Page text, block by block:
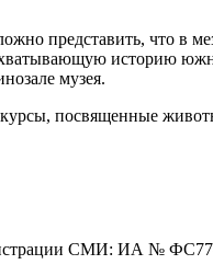
представить, что в
историю
музея.
посвященные
СМИ: ИА №